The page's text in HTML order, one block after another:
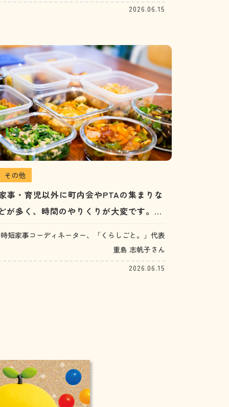
2026.06.15
その他
事・育児以外に町内会やPTAの集まりな
が多く、時間のやりくりが大変です。
30代女性）
時短家事コーディネーター、「くらしごと。」代表
重島 志帆子さん
2026.06.15